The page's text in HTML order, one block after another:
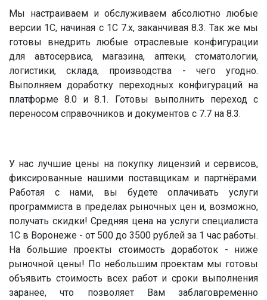
Мы настраиваем и обслуживаем абсолютно любые
версии 1С, начиная с 1С 7.х, заканчивая 8.3. Так же мы
готовы внедрить любые отраслевые конфигурации
для автосервиса, магазина, аптеки, стоматологии,
логистики, склада, производства - чего угодно.
Выполняем доработку переходных конфигураций на
платформе 8.0 и 8.1. Готовы выполнить переход с
переносом справочников и документов с 7.7 на 8.3.
У нас лучшие цены на покупку лицензий и сервисов,
фиксированные нашими поставщикам и партнёрами.
Работая с нами, вы будете оплачивать услуги
программиста в пределах рыночных цен и, возможно,
получать скидки! Средняя цена на услуги специалиста
1С в Воронеже - от 500 до 3500 рублей за 1 час работы.
На большие проекты стоимость доработок - ниже
рыночной цены! По небольшим проектам мы готовы
объявить стоимость всех работ и сроки выполнения
заранее, что позволяет Вам заблаговременно